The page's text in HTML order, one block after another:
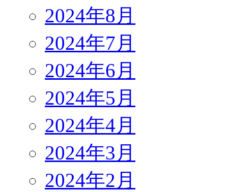
2024年8月
2024年7月
2024年6月
2024年5月
2024年4月
2024年3月
2024年2月